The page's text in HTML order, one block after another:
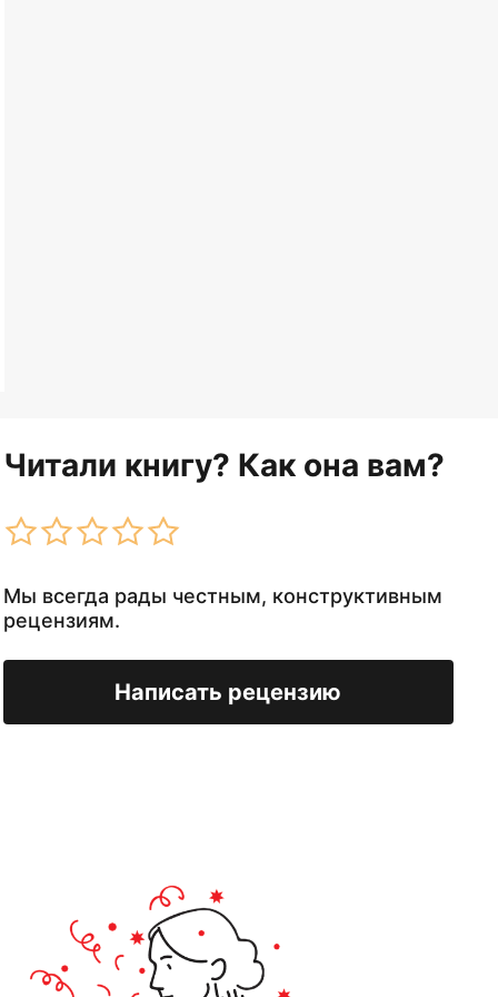
Читали книгу? Как она вам?
Мы всегда рады честным, конструктивным
рецензиям.
Написать рецензию